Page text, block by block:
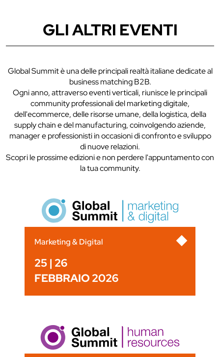
GLI ALTRI EVENTI
Global Summit è una delle principali realtà italiane dedicate al
business matching B2B.
Ogni anno, attraverso eventi verticali, riunisce le principali
community professionali del marketing digitale,
dell'ecommerce, delle risorse umane, della logistica, della
supply chain e del manufacturing, coinvolgendo aziende,
manager e professionisti in occasioni di confronto e sviluppo
di nuove relazioni.
Scopri le prossime edizioni e non perdere l'appuntamento con
la tua community.
Marketing & Digital
25 | 26
FEBBRAIO 2026